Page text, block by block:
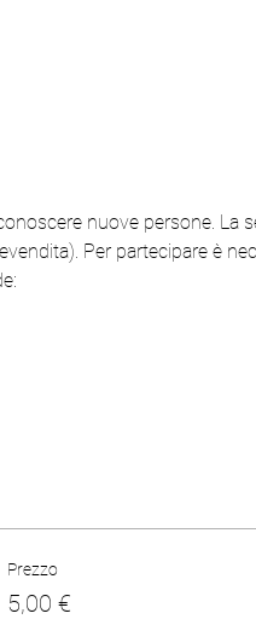
nuove persone. La
Per partecipare è
Prezzo
5,00 €